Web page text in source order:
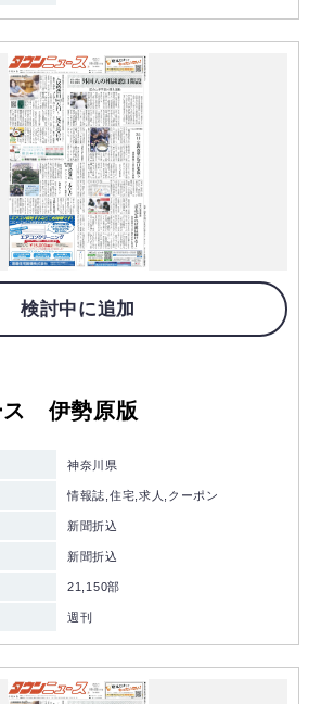
検討中に追加
ス 伊勢原版
神奈川県
情報誌,住宅,求人,クーポン
新聞折込
新聞折込
21,150部
週刊